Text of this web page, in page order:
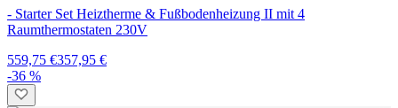
- Starter Set Heiztherme & Fußbodenheizung II mit 4
Raumthermostaten 230V
559,75 €357,95 €
-36 %